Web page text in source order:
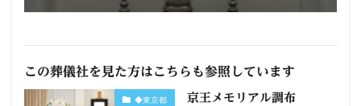
この葬儀社を見た方はこちらも参照しています
◆東京都 京王メモリアル調布